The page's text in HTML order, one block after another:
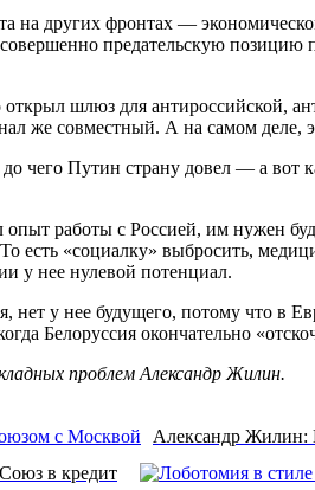
на других фронтах —
предательскую
шлюз для антироссийской,
же совместный. А на самом деле,
чего Путин страну довел — а
работы с Россией, им нужен
есть «социалку» выбросить,
у нее нулевой потенциал.
нет у нее будущего, потому что в
Белоруссия окончательно
проблем Александр Жилин.
Александр Жилин:
Союз в кредит